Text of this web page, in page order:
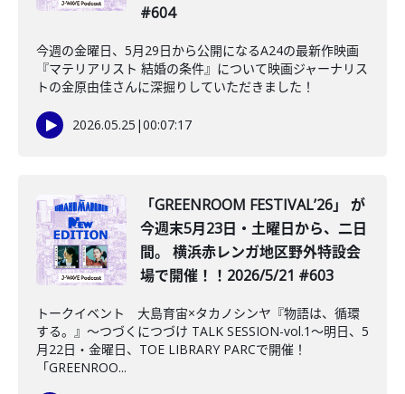
#604
今週の金曜日、5月29日から公開になるA24の最新作映画
『マテリアリスト 結婚の条件』について映画ジャーナリス
トの金原由佳さんに深掘りしていただきました！
2026.05.25 |00:07:17
「GREENROOM FESTIVALʼ26」 が
今週末5月23日・土曜日から、二日
間。 横浜赤レンガ地区野外特設会
場で開催！！2026/5/21 #603
トークイベント 大島育宙×タカノシンヤ『物語は、循環
する。』～つづくにつづけ TALK SESSION-vol.1～明日、5
月22日・金曜日、TOE LIBRARY PARCで開催！
「GREENROO...